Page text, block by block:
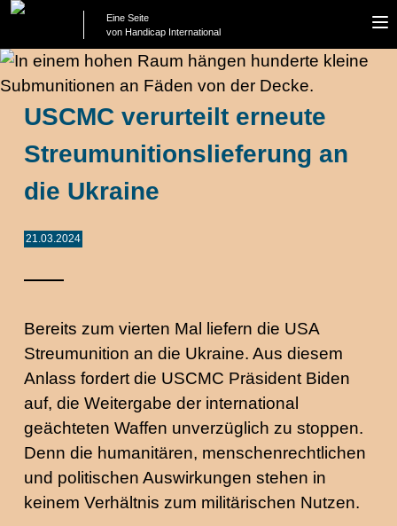
Eine Seite
von Handicap International
USCMC verurteilt erneute
Streumunitionslieferung an
die Ukraine
21.03.2024
Bereits zum vierten Mal liefern die USA
Streumunition an die Ukraine. Aus diesem
Anlass fordert die USCMC Präsident Biden
auf, die Weitergabe der international
geächteten Waffen unverzüglich zu stoppen.
Denn die humanitären, menschenrechtlichen
und politischen Auswirkungen stehen in
keinem Verhältnis zum militärischen Nutzen.